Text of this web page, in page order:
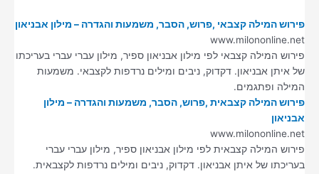
פירוש המילה קצבאי ,פרוש, הסבר, משמעות והגדרה – מילון אבניאון
www.milononline.net
פירוש המילה קצבאי לפי מילון אבניאון ספיר, מילון עברי עברי בעריכתו
של איתן אבניאון. דקדוק, ניבים ומילים נרדפות לקצבאי. משמעות
המילה ופתגמים.
פירוש המילה קצבאית ,פרוש, הסבר, משמעות והגדרה – מילון
אבניאון
www.milononline.net
פירוש המילה קצבאית לפי מילון אבניאון ספיר, מילון עברי עברי
בעריכתו של איתן אבניאון. דקדוק, ניבים ומילים נרדפות לקצבאית.